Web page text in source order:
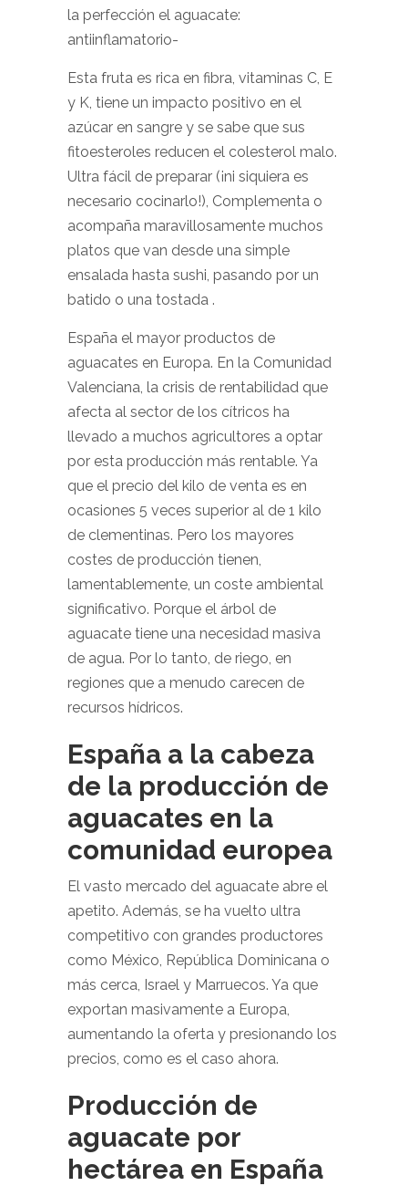
la perfección el aguacate:
antiinflamatorio-
Esta fruta es rica en fibra, vitaminas C, E
y K, tiene un impacto positivo en el
azúcar en sangre y se sabe que sus
fitoesteroles reducen el colesterol malo.
Ultra fácil de preparar (¡ni siquiera es
necesario cocinarlo!), Complementa o
acompaña maravillosamente muchos
platos que van desde una simple
ensalada hasta sushi, pasando por un
batido o una tostada .
España el mayor productos de
aguacates en Europa. En la Comunidad
Valenciana, la crisis de rentabilidad que
afecta al sector de los cítricos ha
llevado a muchos agricultores a optar
por esta producción más rentable. Ya
que el precio del kilo de venta es en
ocasiones 5 veces superior al de 1 kilo
de clementinas. Pero los mayores
costes de producción tienen,
lamentablemente, un coste ambiental
significativo. Porque el árbol de
aguacate tiene una necesidad masiva
de agua. Por lo tanto, de riego, en
regiones que a menudo carecen de
recursos hídricos.
España a la cabeza
de la producción de
aguacates en la
comunidad europea
El vasto mercado del aguacate abre el
apetito. Además, se ha vuelto ultra
competitivo con grandes productores
como México, República Dominicana o
más cerca, Israel y Marruecos. Ya que
exportan masivamente a Europa,
aumentando la oferta y presionando los
precios, como es el caso ahora.
Producción de
aguacate por
hectárea en España